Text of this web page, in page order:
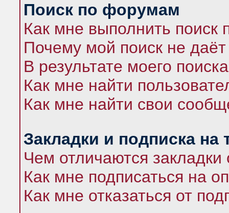
Поиск по форумам
Как мне выполнить
Почему мой поиск не даёт
В результате моего
Как мне найти
Как мне найти свои
Закладки и подписка на
Чем отличаются закладки
Как мне подписаться на
Как мне отказаться от